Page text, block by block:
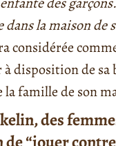
dans la maison de
considérée
disposition de sa
la famille de son
des